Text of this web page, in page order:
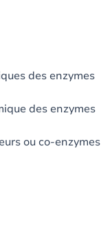
enzymes
enzymes